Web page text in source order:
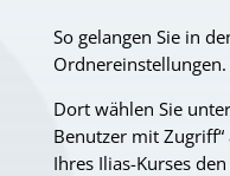
So gelangen Sie in
Ordnereinstellungen.
Dort wählen Sie
Benutzer mit
Ihres Ilias-Kurses